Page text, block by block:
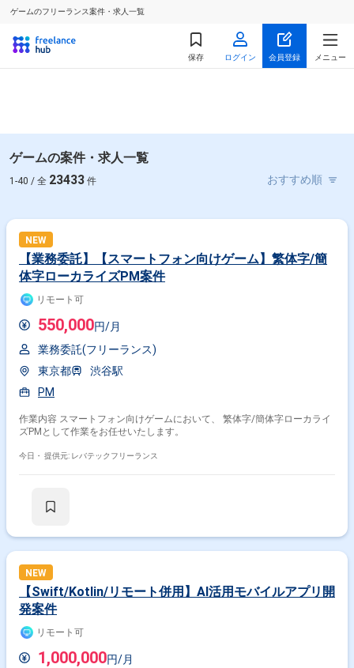
ゲームのフリーランス案件・求人一覧
保存 ログイン 会員登録 メニュー
ゲームの案件・求人一覧
1-40 / 全 23433 件
NEW
【業務委託】【スマートフォン向けゲーム】繁体字/簡
体字ローカライズPM案件
リモート可
550,000円/月
業務委託(フリーランス)
東京都
渋谷駅
PM
作業内容 スマートフォン向けゲームにおいて、 繁体字/簡体字ローカライ
ズPMとして作業をお任せいたします。
今日・ 提供元: レバテックフリーランス
NEW
【Swift/Kotlin/リモート併用】AI活用モバイルアプリ開
発案件
リモート可
1,000,000円/月